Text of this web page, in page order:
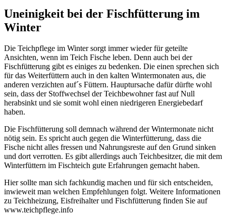
Uneinigkeit bei der Fischfütterung im
Winter
Die Teichpflege im Winter sorgt immer wieder für geteilte
Ansichten, wenn im Teich Fische leben. Denn auch bei der
Fischfütterung gibt es einiges zu bedenken. Die einen sprechen sich
für das Weiterfüttern auch in den kalten Wintermonaten aus, die
anderen verzichten auf´s Füttern. Hauptursache dafür dürfte wohl
sein, dass der Stoffwechsel der Teichbewohner fast auf Null
herabsinkt und sie somit wohl einen niedrigeren Energiebedarf
haben.
Die Fischfütterung soll demnach während der Wintermonate nicht
nötig sein. Es spricht auch gegen die Winterfütterung, dass die
Fische nicht alles fressen und Nahrungsreste auf den Grund sinken
und dort verrotten. Es gibt allerdings auch Teichbesitzer, die mit dem
Winterfüttern im Fischteich gute Erfahrungen gemacht haben.
Hier sollte man sich fachkundig machen und für sich entscheiden,
inwieweit man welchen Empfehlungen folgt. Weitere Informationen
zu Teichheizung, Eisfreihalter und Fischfütterung finden Sie auf
www.teichpflege.info